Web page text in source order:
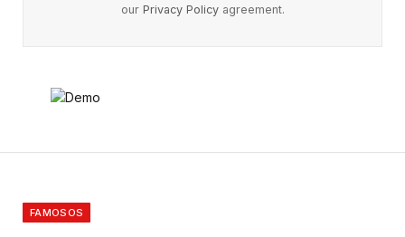
our Privacy Policyagreement.
FAMOSOS